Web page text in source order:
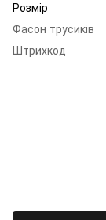
Розмір
Фасон трусиків
Штрихкод